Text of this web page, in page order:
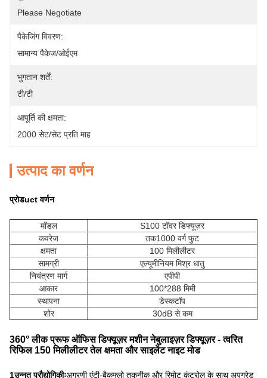
Please Negotiate
पैकेजिंग विवरण:
सामान्य पैकेज/ओईएम
भुगतान शर्तें:
टी/टी
आपूर्ति की क्षमता:
2000 सेट/सेट प्रति माह
उत्पाद का वर्णन
प्रोडuct वर्णन
मॉडल
S100 टॉवर डिफ्यूज़र
कवरेज
तक1000 वर्ग फुट
क्षमता
100 मिलीलीटर
सामग्री
एल्यूमीनियम मिश्र धातु
नियंत्रण मार्ग
एपीपी
आकार
100*288 मिमी
स्थापना
डेस्कटॉप
शोर
30dB से कम
360° लीक प्रूफ ऑफिस डिफ्यूज़र मशीन नेबुलाइज़र डिफ्यूज़र - त्वरित
रिफिल 150 मिलीलीटर तेल क्षमता और साइलेंट नाइट मोड
1उन्नत प्रौद्योगिकीःअग्रणी एंटी-बैकफ्लो तकनीक और रिमोट कंट्रोल के साथ अपग्रेड